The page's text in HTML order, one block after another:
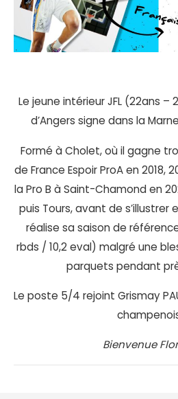
Le jeune intérieur JFL (22ans
d’Angers signe dans la
Formé à Cholet, où il gagne
de France Espoir ProA en 2018,
la Pro B à Saint-Chamond en
puis Tours, avant de s’illustrer
réalise sa saison de
rbds / 10,2 eval) malgré une
parquets pendant
Le poste 5/4 rejoint Grismay
Bienvenue